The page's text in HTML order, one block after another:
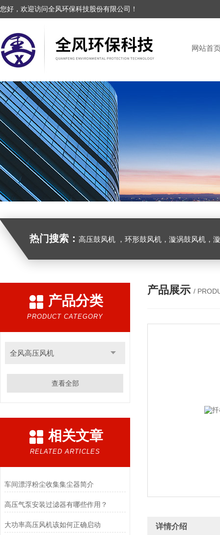
您好，欢迎访问全风环保科技股份有限公司！
网站首
热门搜索： 高压鼓风机 ，环形鼓风机，漩涡鼓风机，漩涡气泵，透浦式中压鼓风机，防爆风机，工业吸尘器，
产品分类
PRODUCT CATEGORY
全风高压风机
查看全部
相关文章
RELATED ARTICLES
车间漂浮粉尘收集集尘器简介
高压气泵安装过滤器有哪些作用？
大功率高压风机该如何正确启动
产品展示 /
详情介绍